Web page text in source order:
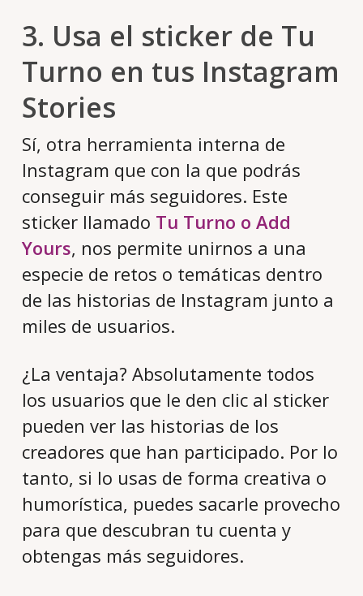
3. Usa el sticker de Tu
Turno en tus Instagram
Stories
Sí, otra herramienta interna de
Instagram que con la que podrás
conseguir más seguidores. Este
sticker llamado Tu Turno o Add
Yours, nos permite unirnos a una
especie de retos o temáticas dentro
de las historias de Instagram junto a
miles de usuarios.
¿La ventaja? Absolutamente todos
los usuarios que le den clic al sticker
pueden ver las historias de los
creadores que han participado. Por lo
tanto, si lo usas de forma creativa o
humorística, puedes sacarle provecho
para que descubran tu cuenta y
obtengas más seguidores.